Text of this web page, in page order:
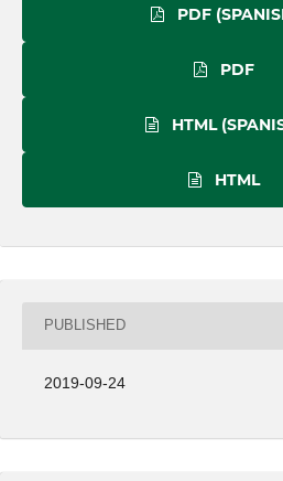
PDF
PDF
HTML
HTML
PUBLISHED
2019-09-24